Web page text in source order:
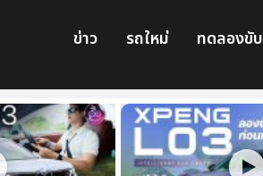
ข่าว รถใหม่ ทดลองขับ